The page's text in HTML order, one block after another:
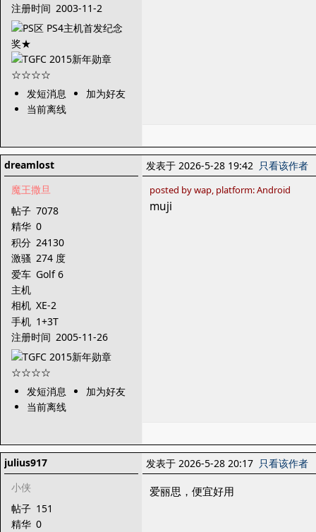
注册时间 2003-11-2
发短消息
加为好友
当前离线
dreamlost
魔王撒旦
帖子 7078
精华 0
积分 24130
激骚 274 度
爱车 Golf 6
主机
相机 XE-2
手机 1+3T
注册时间 2005-11-26
发短消息
加为好友
当前离线
发表于 2026-5-28 19:42 只看该作者
posted by wap, platform: Android
muji
julius917
小侠
帖子 151
精华 0
发表于 2026-5-28 20:17 只看该作者
爱丽思，便宜好用